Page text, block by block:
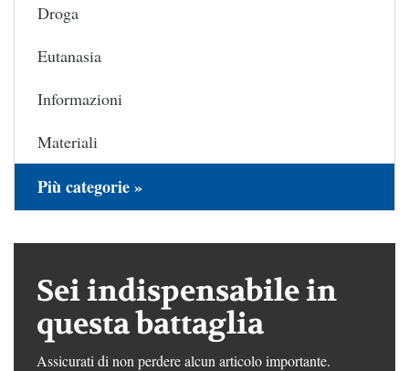
Droga
Eutanasia
Informazioni
Materiali
Più categorie »
Sei indispensabile in
questa battaglia
Assicurati di non perdere alcun articolo importante.